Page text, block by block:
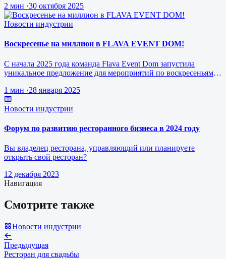
2 мин ·30 октября 2025
Новости индустрии
Воскресенье на миллион в FLAVA EVENT DOM!
С начала 2025 года команда Flava Event Dom запустила
уникальное предложение для мероприятий по воскресеньям за
1 мин ·28 января 2025
Новости индустрии
Форум по развитию ресторанного бизнеса в 2024 году
Вы владелец ресторана, управляющий или планируете
открыть свой ресторан?
12 декабря 2023
Навигация
Смотрите также
Новости индустрии
Предыдущая
Ресторан для свадьбы